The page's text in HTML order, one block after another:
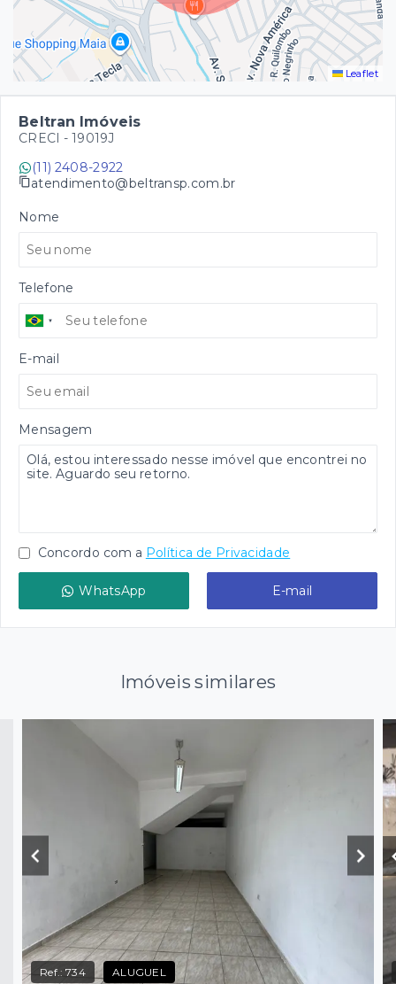
Leaflet
Beltran Imóveis
CRECI - 19019J
(11) 2408-2922
atendimento@beltransp.com.br
Nome
Telefone
E-mail
Mensagem
Concordo com a Política de Privacidade
WhatsApp E-mail
Imóveis similares
Ref.:734 ALUGUEL